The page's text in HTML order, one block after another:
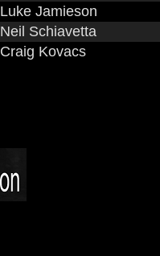
Luke Jamieson
Neil Schiavetta
Craig Kovacs